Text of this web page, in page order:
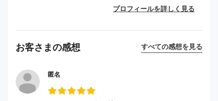
プロフィールを詳しく見る
お客さまの感想 すべての感想を見る
匿名